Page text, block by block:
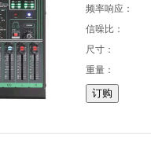
频率响应：
信噪比：
尺寸：
重量：